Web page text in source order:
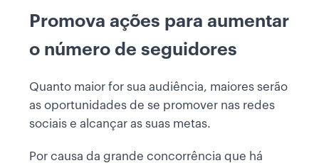
Promova ações para aumentar
o número de seguidores
Quanto maior for sua audiência, maiores serão
as oportunidades de se promover nas redes
sociais e alcançar as suas metas.
Por causa da grande concorrência que há